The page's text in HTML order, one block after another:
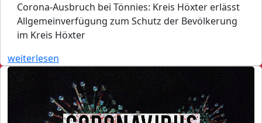
Corona-Ausbruch bei Tönnies: Kreis Höxter erlässt
Allgemeinverfügung zum Schutz der Bevölkerung
im Kreis Höxter
weiterlesen